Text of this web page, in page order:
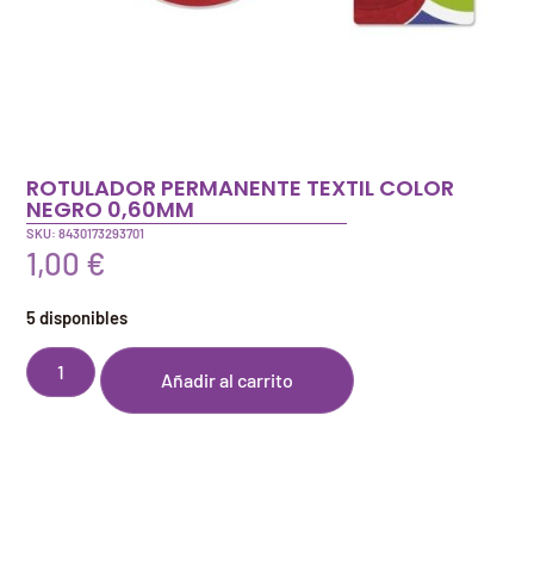
ROTULADOR PERMANENTE TEXTIL COLOR
NEGRO 0,60MM
SKU: 8430173293701
1,00 €
5 disponibles
Añadir al carrito